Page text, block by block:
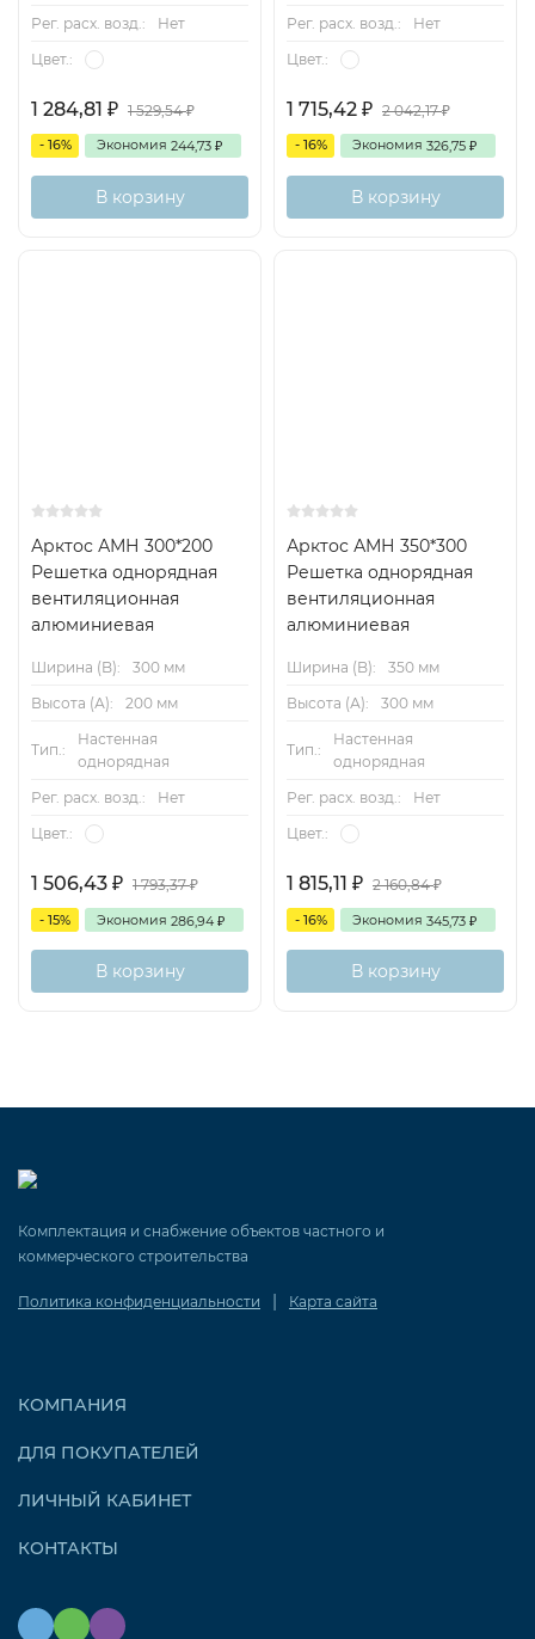
Рег. расх. возд.:
Нет
Цвет.:
1 284,81 ₽ 1 529,54₽
- 16% Экономия 244,73 ₽
В корзину
Рег. расх. возд.:
Нет
Цвет.:
1 715,42 ₽ 2 042,17₽
- 16% Экономия 326,75 ₽
В корзину
Арктос АМН 300*200
Решетка однорядная
вентиляционная
алюминиевая
Ширина (B):
300 мм
Высота (А):
200 мм
Тип.:
Настенная
однорядная
Рег. расх. возд.:
Нет
Цвет.:
1 506,43 ₽ 1 793,37₽
- 15% Экономия 286,94 ₽
В корзину
Арктос АМН 350*300
Решетка однорядная
вентиляционная
алюминиевая
Ширина (B):
350 мм
Высота (А):
300 мм
Тип.:
Настенная
однорядная
Рег. расх. возд.:
Нет
Цвет.:
1 815,11 ₽ 2 160,84₽
- 16% Экономия 345,73 ₽
В корзину
Комплектация и снабжение объектов частного и
коммерческого строительства
Политика конфиденциальности | Карта сайта
КОМПАНИЯ
ДЛЯ ПОКУПАТЕЛЕЙ
ЛИЧНЫЙ КАБИНЕТ
КОНТАКТЫ